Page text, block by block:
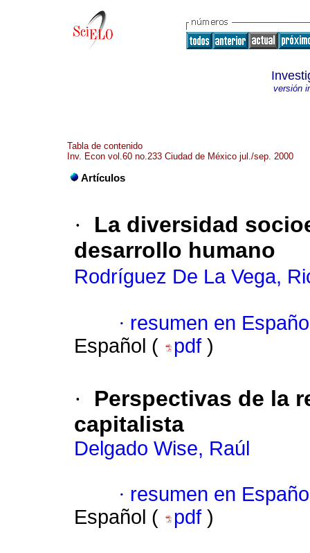
versión
Tabla de contenido
Inv. Econ vol.60 no.233 Ciudad de México jul./sep. 2000
Artículos
·
La diversidad
desarrollo humano
Rodríguez De La Vega,
· resumen en
Español (
pdf )
·
Perspectivas de la
capitalista
Delgado Wise, Raúl
· resumen en
Español (
pdf )